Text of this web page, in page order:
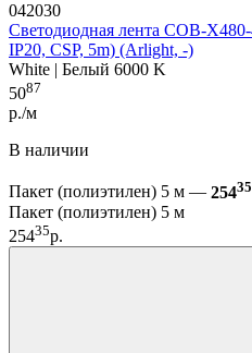
042030
Светодиодная лента COB-
IP20, CSP, 5m) (Arlight, -)
White | Белый 6000 K
5087
р./м
В наличии
Пакет (полиэтилен) 5 м — 25435
Пакет (полиэтилен) 5 м
25435р.